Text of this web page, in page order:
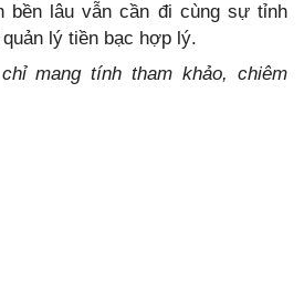
bền lâu vẫn cần đi cùng sự tỉnh
lý tiền bạc hợp lý.
mang tính tham khảo, chiêm